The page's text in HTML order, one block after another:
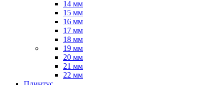
14 мм
15 мм
16 мм
17 мм
18 мм
19 мм
20 мм
21 мм
22 мм